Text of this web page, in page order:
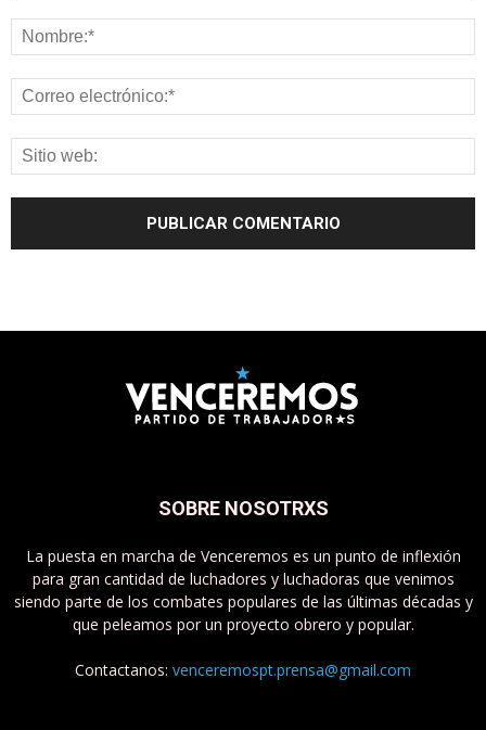
SOBRE NOSOTRXS
La puesta en marcha de Venceremos es un punto de inflexión
para gran cantidad de luchadores y luchadoras que venimos
siendo parte de los combates populares de las últimas décadas y
que peleamos por un proyecto obrero y popular.
Contactanos: venceremospt.prensa@gmail.com